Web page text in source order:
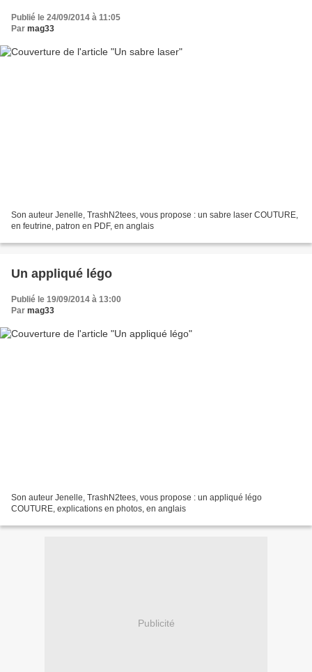
Publié le 24/09/2014 à 11:05
Par mag33
Son auteur Jenelle, TrashN2tees, vous propose : un sabre laser COUTURE,
en feutrine, patron en PDF, en anglais
Un appliqué légo
Publié le 19/09/2014 à 13:00
Par mag33
Son auteur Jenelle, TrashN2tees, vous propose : un appliqué légo
COUTURE, explications en photos, en anglais
Publicité